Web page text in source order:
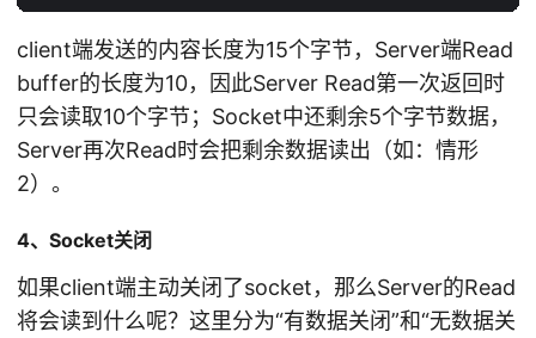
client端发送的内容长度为15个字节，Server端Read
buffer的长度为10，因此Server Read第一次返回时
只会读取10个字节；Socket中还剩余5个字节数据，
Server再次Read时会把剩余数据读出（如：情形
2）。
4、Socket关闭
如果client端主动关闭了socket，那么Server的Read
将会读到什么呢？这里分为“有数据关闭”和“无数据关